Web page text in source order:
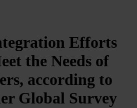
Efforts
the Needs of
according to
Global Survey